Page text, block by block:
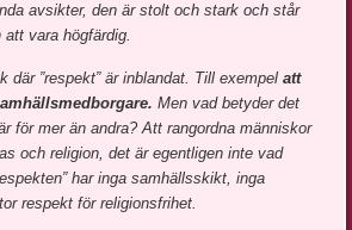
avsikter, den är stolt och stark och står
vara högfärdig.
där ”respekt” är inblandat. Till exempelatt
Men vad betyder det
för mer än andra? Att rangordna människor
och religion, det är egentligen inte vad
har inga samhällsskikt, inga
respekt för religionsfrihet.